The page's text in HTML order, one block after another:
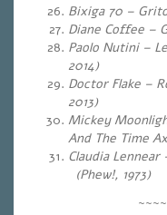
Bixiga 70 –
Diane Coffee –
Paolo Nutini –
2014)
Doctor Flake –
2013)
Mickey
And The Time
Claudia
(Phew!, 1973)